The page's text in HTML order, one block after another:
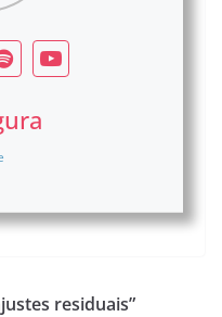
residuais”